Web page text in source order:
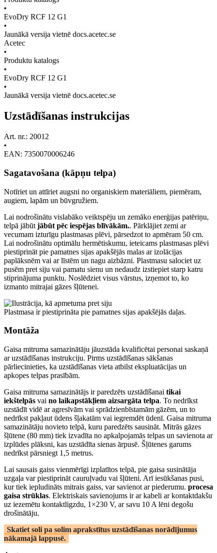
•
EvoDry RCF 12 G1
•
Jaunākā versija vietnē docs.acetec.se
Acetec
•
Produktu katalogs
•
EvoDry RCF 12 G1
•
Jaunākā versija vietnē docs.acetec.se
Uzstādīšanas instrukcijas
Art. nr.: 20012
•
EAN: 7350070006246
Sagatavošana (kāpņu telpa)
Notīriet un attīriet augsni no organiskiem materiāliem, piemēram,
augiem, lapām un būvgružiem.
Lai nodrošinātu vislabāko veiktspēju un zemāko enerģijas patēriņu,
telpā jābūt jābūt pēc iespējas blīvākām.. Pārklājiet zemi ar
vecumam izturīgu plastmasas plēvi, pārsedzot to apmēram 50 cm.
Lai nodrošinātu optimālu hermētiskumu, ieteicams plastmasas plēvi
piestiprināt pie pamatnes sijas apakšējās malas ar izolācijas
paplāksnēm vai ar līstēm un nagu aizbāzni. Plastmasu salociet uz
pusēm pret siju vai pamatu sienu un nedaudz izstiepiet starp katru
stiprinājuma punktu. Noslēdziet visus vārstus, izņemot to, ko
izmanto mitrajai gāzes šļūtenei.
Plastmasa ir piestiprināta pie pamatnes sijas apakšējās daļas.
Montāža
Gaisa mitruma samazinātāju jāuzstāda kvalificētai personai saskaņā
ar uzstādīšanas instrukciju. Pirms uzstādīšanas sākšanas
pārliecinieties, ka uzstādīšanas vieta atbilst ekspluatācijas un
apkopes telpas prasībām.
Gaisa mitruma samazinātājs ir paredzēts uzstādīšanai tikai
iekštelpās vai no laikapstākļiem aizsargāta telpa. To nedrīkst
uzstādīt vidē ar agresīvām vai sprādzienbīstamām gāzēm, un to
nedrīkst pakļaut ūdens šļakatām vai iegremdēt ūdenī. Gaisa mitruma
samazinātāju novieto telpā, kuru paredzēts sausināt. Mitrās gāzes
šļūtene (80 mm) tiek izvadīta no apkalpojamās telpas un savienota ar
izplūdes plāksni, kas uzstādīta sienas ārpusē. Šļūtenes garums
nedrīkst pārsniegt 1,5 metrus.
Lai sausais gaiss vienmērīgi izplatītos telpā, pie gaisa susinātāja
uzgaļa var piestiprināt cauruļvadu vai šļūteni. Arī iesūkšanas pusi,
kur tiek iepludināts mitrais gaiss, var savienot ar piederumu. procesa
gaisa strūklas. Elektriskais savienojums ir ar kabeli ar kontaktdakšu
uz iezemētu kontaktligzdu, 1×230 V, ar savu 10 A lēni degošu
drošinātāju.
Skatiet soli pa solim aprakstītus uzstādīšanas norādījumus
nākamajā lappusē.